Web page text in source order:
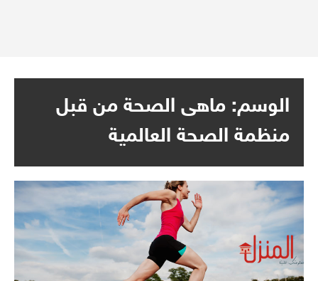
الوسم: ماهى الصحة من قبل
منظمة الصحة العالمية